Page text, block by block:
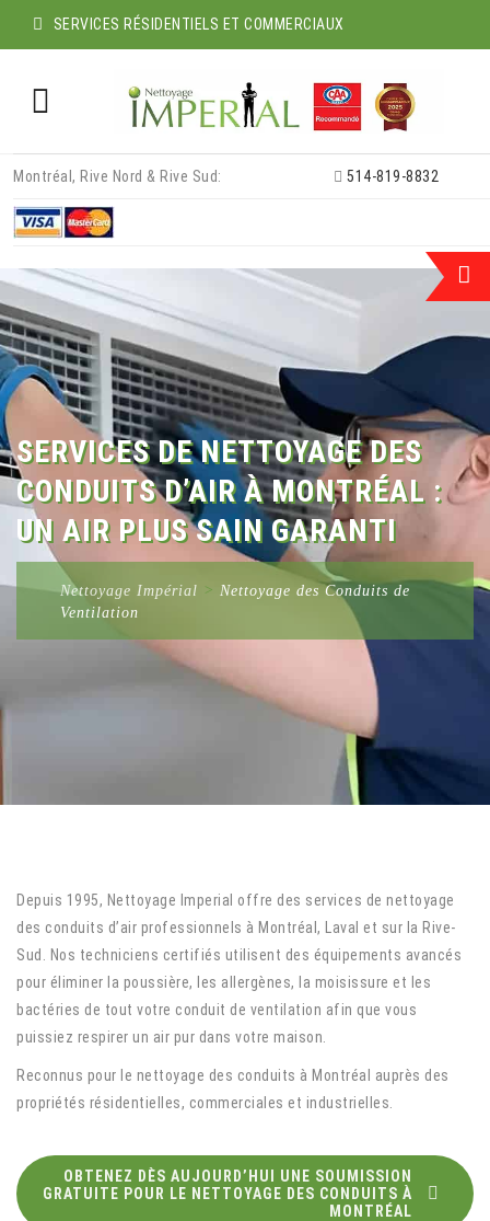
SERVICES RÉSIDENTIELS ET COMMERCIAUX
content
Montréal, Rive Nord & Rive Sud: 514-819-8832
SERVICES DE NETTOYAGE DES
CONDUITS D’AIR À MONTRÉAL :
UN AIR PLUS SAIN GARANTI
Nettoyage Impérial > Nettoyage des Conduits de
Ventilation
Depuis 1995, Nettoyage Imperial offre des services de nettoyage
des conduits d’air professionnels à Montréal, Laval et sur la Rive-
Sud. Nos techniciens certifiés utilisent des équipements avancés
pour éliminer la poussière, les allergènes, la moisissure et les
bactéries de tout votre conduit de ventilation afin que vous
puissiez respirer un air pur dans votre maison.
Reconnus pour le nettoyage des conduits à Montréal auprès des
propriétés résidentielles, commerciales et industrielles.
OBTENEZ DÈS AUJOURD’HUI UNE SOUMISSION
GRATUITE POUR LE NETTOYAGE DES CONDUITS À
MONTRÉAL